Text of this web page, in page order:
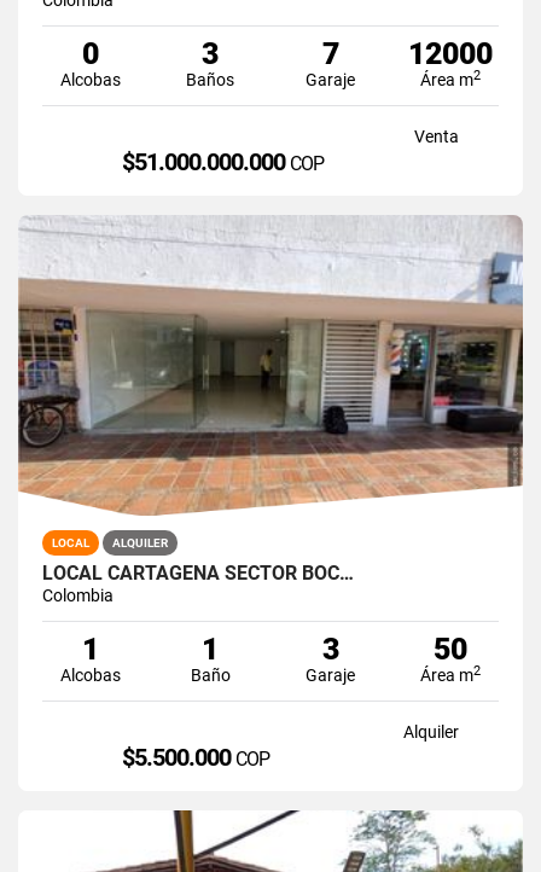
0
Alcobas
3
Baños
7
Garaje
12000
Área m2
Venta
$51.000.000.000 COP
LOCAL ALQUILER
LOCAL CARTAGENA SECTOR BOC…
Colombia
1
Alcobas
1
Baño
3
Garaje
50
Área m2
Alquiler
$5.500.000 COP